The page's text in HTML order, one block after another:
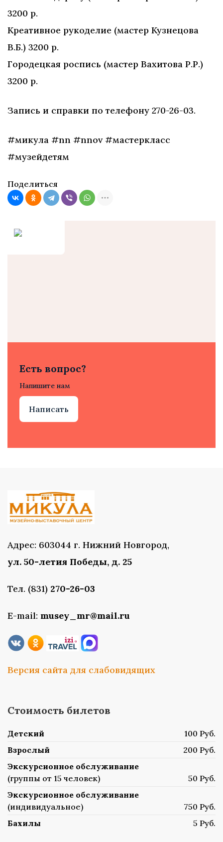
3200 р.
Креативное рукоделие (мастер Кузнецова
В.Б.) 3200 р.
Городецкая роспись (мастер Вахитова Р.Р.)
3200 р.
Запись и справки по телефону 270-26-03.
#микула #nn #nnov #мастеркласс
#музейдетям
Поделиться
Есть вопрос?
Напишите нам
Написать
Адрес: 603044 г. Нижний Новгород,
ул. 50-летия Победы, д. 25
Тел. (831) 270-26-03
E-mail: musey_mr@mail.ru
Версия сайта для слабовидящих
Стоимость билетов
Детский
100 Руб.
Взрослый
200 Руб.
Экскурсионное обслуживание
(группы от 15 человек)
50 Руб.
Экскурсионное обслуживание
(индивидуальное)
750 Руб.
Бахилы
5 Руб.